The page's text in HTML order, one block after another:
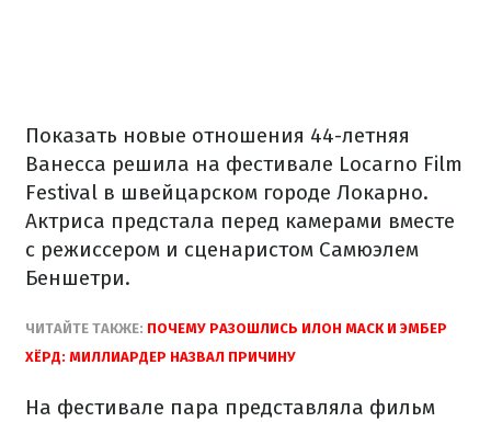
Показать новые отношения 44-летняя
Ванесса решила на фестивале Locarno Film
Festival в швейцарском городе Локарно.
Актриса предстала перед камерами вместе
с режиссером и сценаристом Самюэлем
Беншетри.
ЧИТАЙТЕ ТАКЖЕ: ПОЧЕМУ РАЗОШЛИСЬ ИЛОН МАСК И ЭМБЕР
ХЁРД: МИЛЛИАРДЕР НАЗВАЛ ПРИЧИНУ
На фестивале пара представляла фильм